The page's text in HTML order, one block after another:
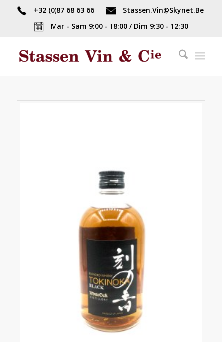
+32 (0)87 68 63 66
Stassen.Vin@Skynet.Be
Mar - Sam 9:00 - 18:00 / Dim 9:30 - 12:30